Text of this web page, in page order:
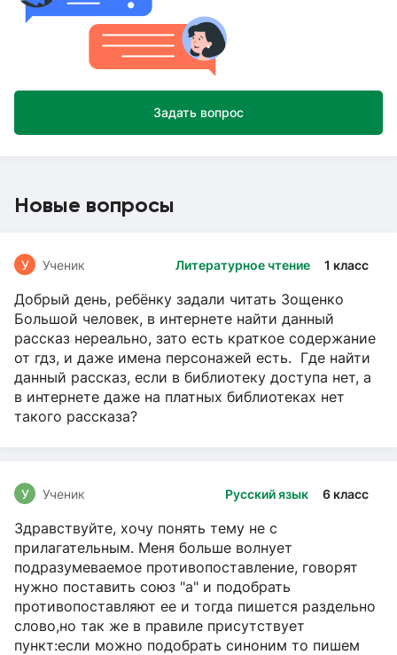
Задать вопрос
Новые вопросы
Литературное чтение 1 класс
У Ученик
Добрый день, ребёнку задали читать Зощенко
Большой человек, в интернете найти данный
рассказ нереально, зато есть краткое содержание
от гдз, и даже имена персонажей есть. Где найти
данный рассказ, если в библиотеку доступа нет, а
в интернете даже на платных библиотеках нет
такого рассказа?
Русский язык 6 класс
У Ученик
Здравствуйте, хочу понять тему не с
прилагательным. Меня больше волнует
подразумеваемое противопоставление, говорят
нужно поставить союз "а" и подобрать
противопоставляют ее и тогда пишется раздельно
слово,но так же в правиле присутствует
пункт:если можно подобрать синоним то пишем